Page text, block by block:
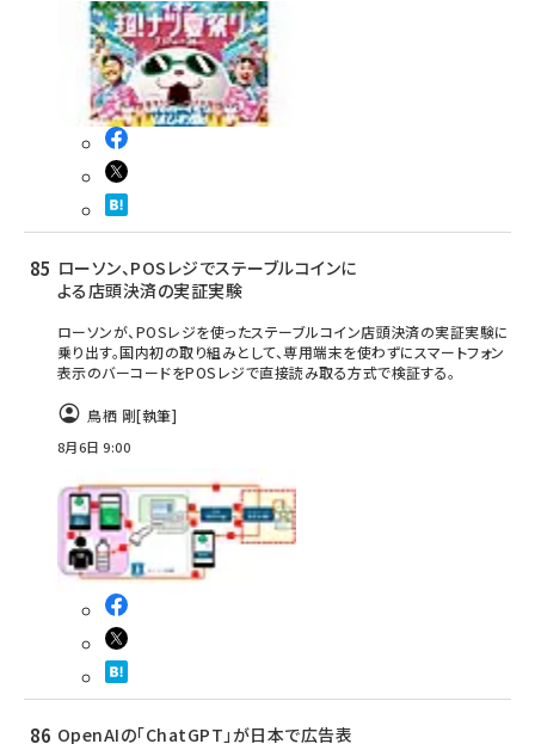
ローソン、POSレジでステーブルコインに
よる店頭決済の実証実験
ローソンが、POSレジを使ったステーブルコイン店頭決済の実証実験に
乗り出す。国内初の取り組みとして、専用端末を使わずにスマートフォン
表示のバーコードをPOSレジで直接読み取る方式で検証する。
鳥栖 剛[執筆]
8月6日 9:00
OpenAIの「ChatGPT」が日本で広告表